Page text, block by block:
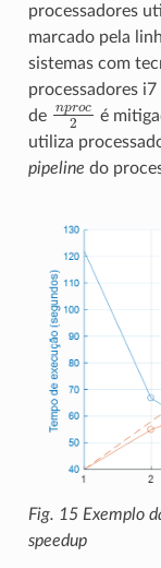
processadores
marcado pela
sistemas com
processadores
de npro 2
é
utiliza
pipeline do
Fig. 15 Exemplo
speedup